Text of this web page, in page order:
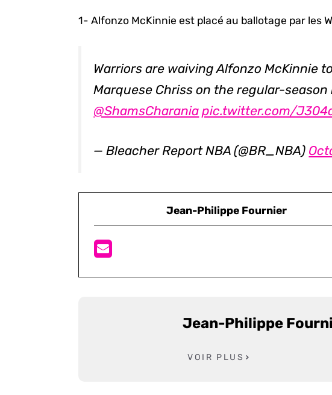
1- Alfonzo McKinnie est placé au ballotage par les
Warriors are waiving Alfonzo McKinnie
Marquese Chriss on the regular-season
@ShamsCharania pic.twitter.com/
— Bleacher Report NBA (@BR_NBA)
Jean-Philippe Fournier
Jean-Philippe
VOIR PLUS